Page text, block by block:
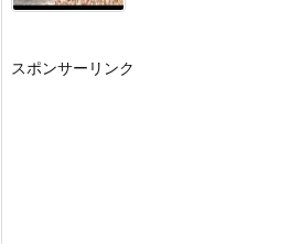
スポンサーリンク